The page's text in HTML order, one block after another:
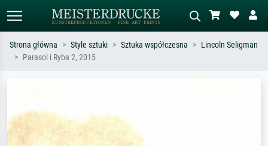
impresjonizm, fala Hokusaia, akt.
Strona główna Style sztuki Sztuka współczesna
Lincoln Seligman
Parasol i Ryba 2, 2015